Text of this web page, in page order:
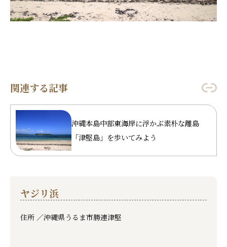
関連する記事
沖縄本島中部東海岸に浮かぶ素朴な離島
「津堅島」を歩いてみよう
ヤジリ浜
住所 ／沖縄県うるま市勝連津堅